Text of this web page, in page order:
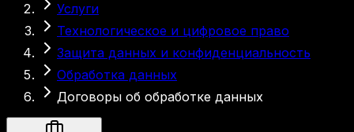
Услуги
Технологическое и цифровое право
Защита данных и конфиденциальность
Обработка данных
Договоры об обработке данных